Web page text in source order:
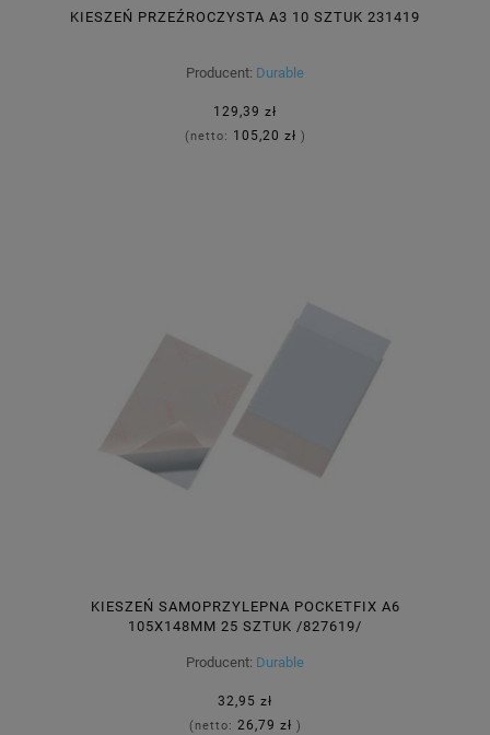
KIESZEŃ PRZEŹROCZYSTA A3 10 SZTUK 231419
Producent: Durable
129,39 zł
(netto: 105,20 zł )
KIESZEŃ SAMOPRZYLEPNA POCKETFIX A6
105X148MM 25 SZTUK /827619/
Producent: Durable
32,95 zł
(netto: 26,79 zł )